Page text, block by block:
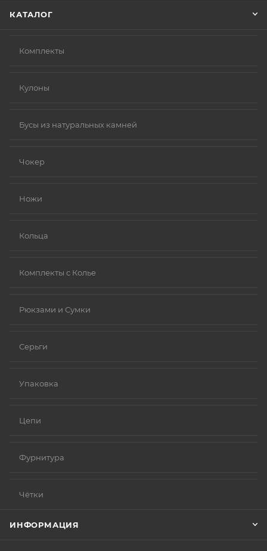
КАТАЛОГ
Комплекты
Кулоны
Бусы из натуральных камней
Чокер
Ножи
Кольца
Комплекты с Колье
Рюкзами и Сумки
Серьги
Упаковка
Цепи
Фурнитура
Чётки
ИНФОРМАЦИЯ